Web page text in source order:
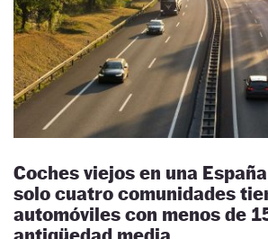
Coches viejos en una
solo cuatro comunidades
automóviles con menos de